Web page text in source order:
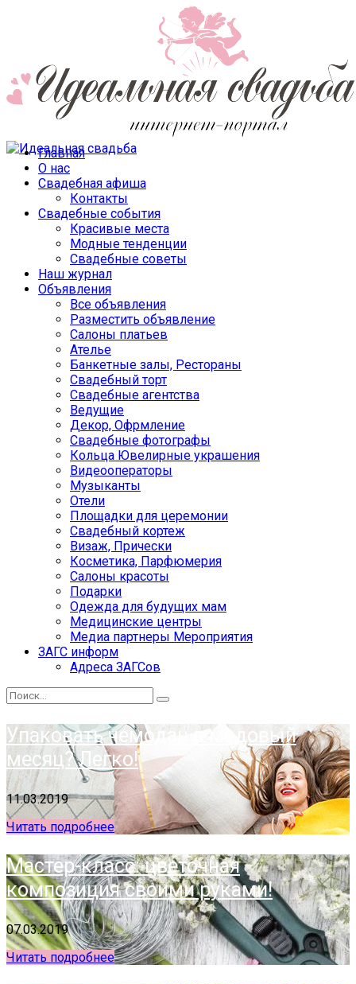
Главная
О нас
Свадебная афиша
Контакты
Свадебные события
Красивые места
Модные тенденции
Свадебные советы
Наш журнал
Объявления
Все объявления
Разместить объявление
Салоны платьев
Ателье
Банкетные залы, Рестораны
Свадебный торт
Свадебные агентства
Ведущие
Декор, Офрмление
Свадебные фотографы
Кольца Ювелирные украшения
Видеооператоры
Музыканты
Отели
Площадки для церемонии
Свадебный кортеж
Визаж, Прически
Косметика, Парфюмерия
Салоны красоты
Подарки
Одежда для будущих мам
Медицинские центры
Медиа партнеры Мероприятия
ЗАГС информ
Адреса ЗАГСов
Упаковать чемодан в медовый
месяц? Легко!
11.03.2019
Читать подробнее
Мастер-класс: цветочная
композиция своими руками!
07.03.2019
Читать подробнее